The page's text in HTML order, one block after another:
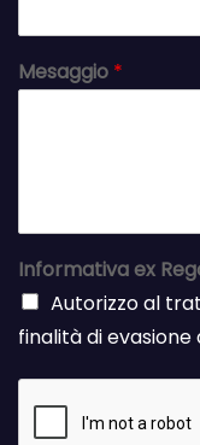
Mesaggio *
Informativa ex
Autorizzo al
finalità di